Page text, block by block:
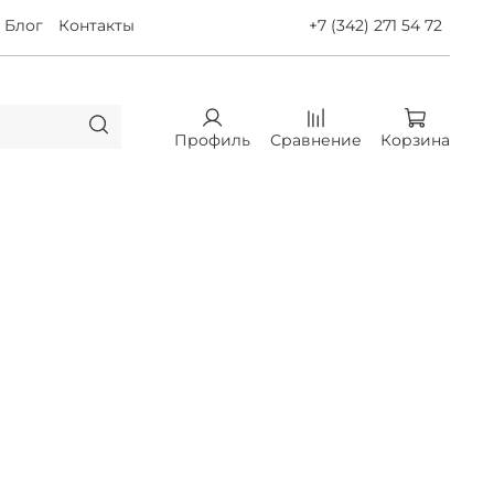
Блог Контакты +7 (342) 271 54 72
Профиль Сравнение Корзина